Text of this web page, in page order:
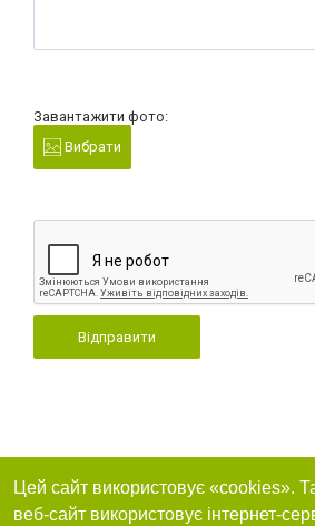
Завантажити фото:
Вибрати
Відправити
Цей сайт використовує «cookies».
веб-сайт використовує інтернет-